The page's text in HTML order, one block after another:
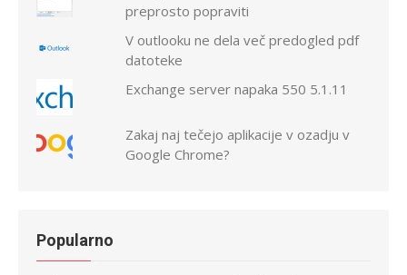
preprosto popraviti
V outlooku ne dela več predogled pdf
datoteke
Exchange server napaka 550 5.1.11
Zakaj naj tečejo aplikacije v ozadju v
Google Chrome?
Popularno